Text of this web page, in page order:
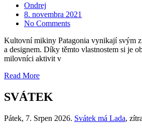
Ondrej
Posted
on
8. novembra 2021
No Comments
Kultovní mikiny Patagonia vynikají svým
a designem. Díky těmto vlastnostem si je
milovníci aktivit v
Read More„Mikiny
SVÁTEK
Pátek, 7. Srpen 2026. Svátek má Lada, zítra